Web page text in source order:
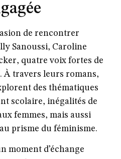
de rencontrer
Sanoussi, Caroline
, quatre voix fortes de
. À travers leurs romans,
des thématiques
scolaire, inégalités de
femmes, mais aussi
prisme du féminisme.
moment d’échange